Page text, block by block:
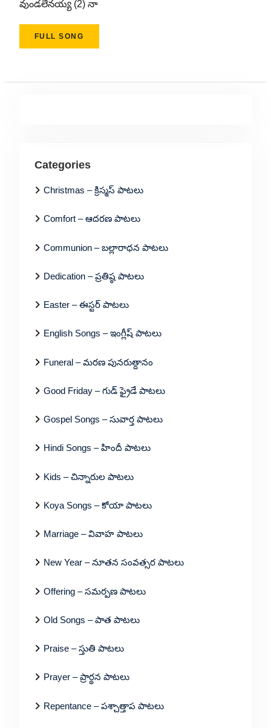
వుండలేనయ్య (2) నా
FULL SONG
Categories
Christmas – క్రిస్మస్ పాటలు
Comfort – ఆదరణ పాటలు
Communion – బల్లారాధన పాటలు
Dedication – ప్రతిష్ఠ పాటలు
Easter – ఈస్టర్ పాటలు
English Songs – ఇంగ్లీష్ పాటలు
Funeral – మరణ పునరుత్దానం
Good Friday – గుడ్ ఫ్రైడే పాటలు
Gospel Songs – సువార్త పాటలు
Hindi Songs – హిందీ పాటలు
Kids – చిన్నారుల పాటలు
Koya Songs – కోయా పాటలు
Marriage – వివాహ పాటలు
New Year – నూతన సంవత్సర పాటలు
Offering – సమర్పణ పాటలు
Old Songs – పాత పాటలు
Praise – స్తుతి పాటలు
Prayer – ప్రార్థన పాటలు
Repentance – పశ్చాత్తాప పాటలు